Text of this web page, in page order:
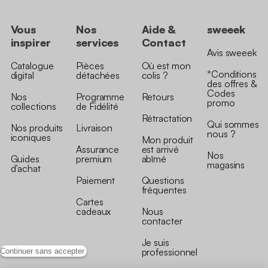
Continuer sans accepter
Vous
inspirer
Catalogue
digital
Nos
collections
Nos produits
iconiques
Guides
d’achat
Nos
services
Pièces
détachées
Programme
de Fidélité
Livraison
Assurance
premium
Paiement
Cartes
cadeaux
Aide &
Contact
Où est mon
colis ?
Retours
Rétractation
Mon produit
est arrivé
abîmé
Questions
fréquentes
Nous
contacter
Je suis
professionnel
sweeek
Avis sweeek
*Conditions
des offres &
Codes
promo
Qui sommes
nous ?
Nos
magasins